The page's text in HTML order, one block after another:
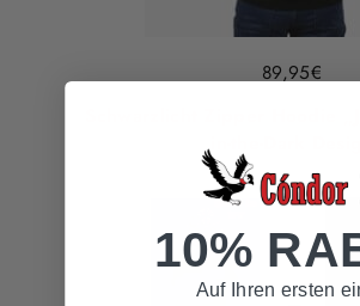
89,95€
10%
Auf Ihren ersten